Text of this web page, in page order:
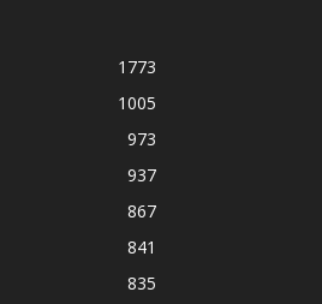
1773
1005
973
937
867
841
835